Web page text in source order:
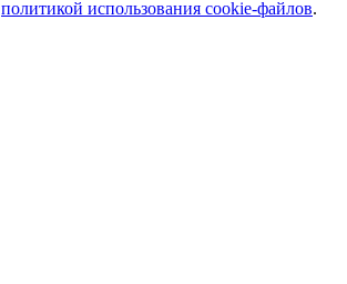
политикой использования cookie-файлов.